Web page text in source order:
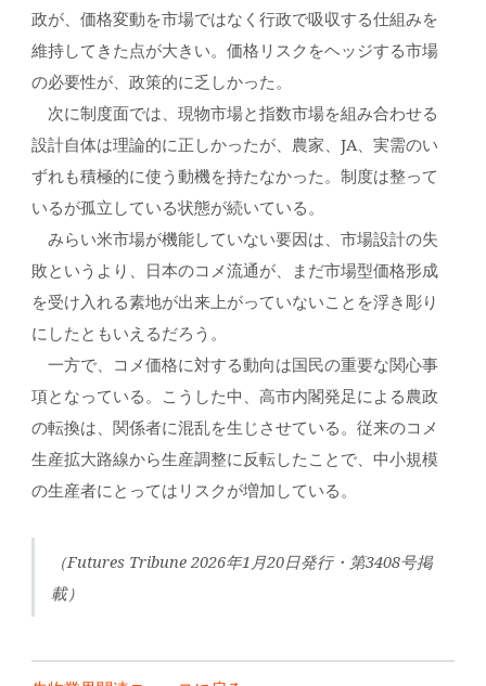
政が、価格変動を市場ではなく行政で吸収する仕組みを
維持してきた点が大きい。価格リスクをヘッジする市場
の必要性が、政策的に乏しかった。
次に制度面では、現物市場と指数市場を組み合わせる
設計自体は理論的に正しかったが、農家、JA、実需のい
ずれも積極的に使う動機を持たなかった。制度は整って
いるが孤立している状態が続いている。
みらい米市場が機能していない要因は、市場設計の失
敗というより、日本のコメ流通が、まだ市場型価格形成
を受け入れる素地が出来上がっていないことを浮き彫り
にしたともいえるだろう。
一方で、コメ価格に対する動向は国民の重要な関心事
項となっている。こうした中、高市内閣発足による農政
の転換は、関係者に混乱を生じさせている。従来のコメ
生産拡大路線から生産調整に反転したことで、中小規模
の生産者にとってはリスクが増加している。
（Futures Tribune 2026年1月20日発行・第3408号掲
載）